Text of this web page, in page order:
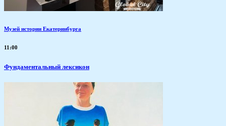
Музей истории Екатеринбурга
11:00
Фундаментальный лексикон